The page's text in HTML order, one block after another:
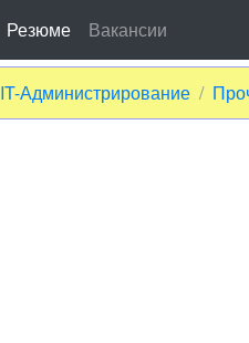
Резюме Вакансии
IT-Администрирование